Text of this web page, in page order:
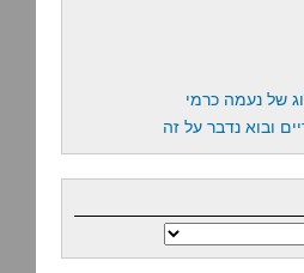
של נעמה כרמי
ובוא נדבר על זה